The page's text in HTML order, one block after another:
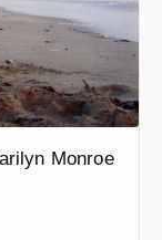
Monroe